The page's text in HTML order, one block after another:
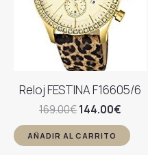
Reloj FESTINA F16605/6
169.00€El
precio
original
era:
144.00€
precio
actual
es:
AÑADIR AL CARRITO